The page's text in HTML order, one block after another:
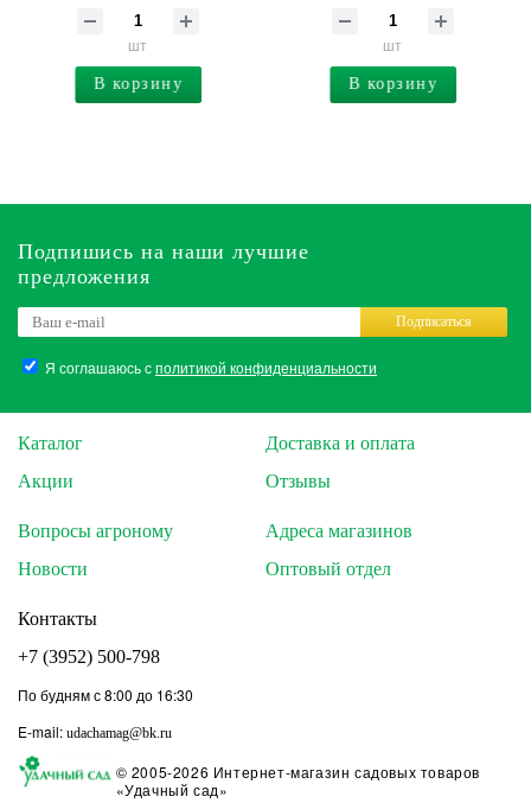
шт
В корзину
шт
В корзину
Подпишись на наши лучшие
предложения
Я соглашаюсь сполитикой конфиденциальности
Подписаться
Каталог
Акции
Доставка и оплата
Отзывы
Вопросы агроному
Новости
Адреса магазинов
Оптовый отдел
Контакты
+7 (3952) 500-798
По будням с 8:00 до 16:30
E-mail: udachamag@bk.ru
© 2005-2026 Интернет-магазин садовых товаров
«Удачный сад»